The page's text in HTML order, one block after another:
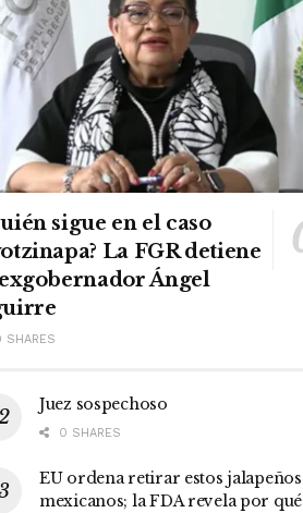
sigue en el caso
La FGR detiene
Ángel
SHARES
Juez sospechoso
0 SHARES
EU ordena retirar estos jalapeños
mexicanos; la FDA revela por qué